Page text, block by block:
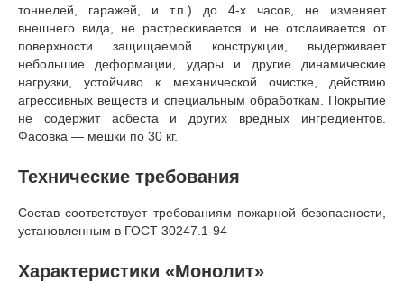
тоннелей, гаражей, и т.п.) до 4-х часов, не изменяет
внешнего вида, не растрескивается и не отслаивается от
поверхности защищаемой конструкции, выдерживает
небольшие деформации, удары и другие динамические
нагрузки, устойчиво к механической очистке, действию
агрессивных веществ и специальным обработкам. Покрытие
не содержит асбеста и других вредных ингредиентов.
Фасовка — мешки по 30 кг.
Технические требования
Состав соответствует требованиям пожарной безопасности,
установленным в ГОСТ 30247.1-94
Характеристики «Монолит»